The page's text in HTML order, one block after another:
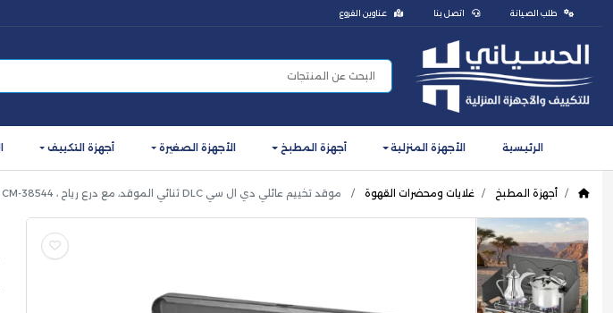
طلب الصيانة اتصل بنا عناوين الفروع
الرئيسية الأجهزة المنزلية أجهزة المطبخ الأجهزة الصغيرة أجهزة التكييف
أجهزة المطبخ غلايات ومحضرات القهوة موقد تخييم عائلي دي ال سي DLC ثنائي الموقد، مع درع رياح ، CM-38544